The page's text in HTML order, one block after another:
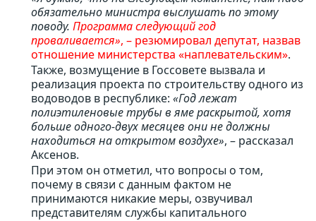
обязательно министра выслушать по этому
поводу. Программа следующий год
проваливается», – резюмировал депутат, назвав
отношение министерства «наплевательским».
Также, возмущение в Госсовете вызвала и
реализация проекта по строительству одного из
водоводов в республике: «Год лежат
полиэтиленовые трубы в яме раскрытой, хотя
больше одного-двух месяцев они не должны
находиться на открытом воздухе», – рассказал
Аксенов.
При этом он отметил, что вопросы о том,
почему в связи с данным фактом не
принимаются никакие меры, озвучивал
представителям службы капитального